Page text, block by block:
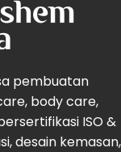
pembuatan
body care,
ISO &
desain kemasan,